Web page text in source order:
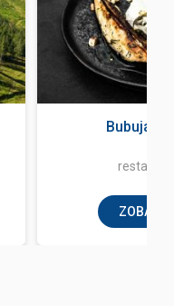
Bubuja
ZOBACZ